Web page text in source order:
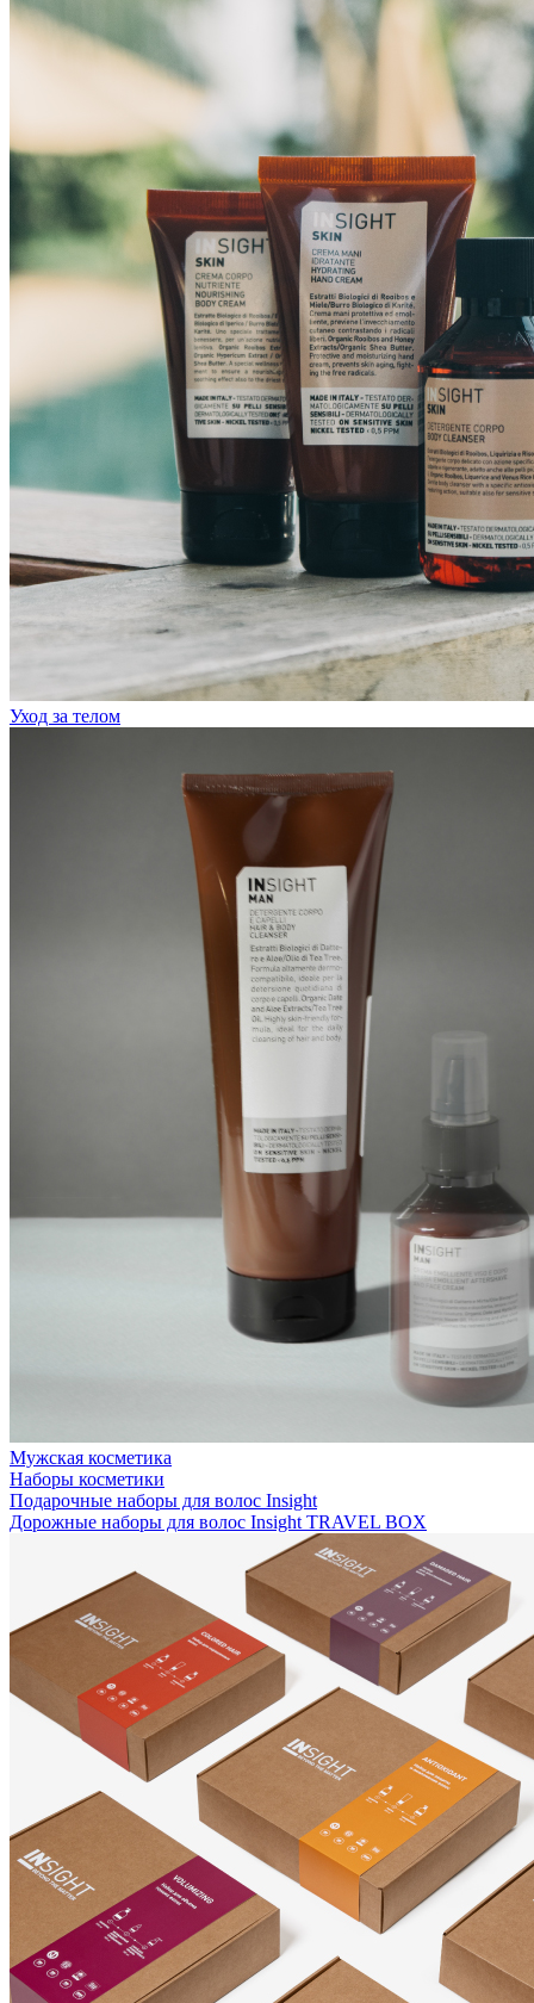
Уход за телом
Мужская косметика
Наборы косметики
Подарочные наборы для волос Insight
Дорожные наборы для волос Insight TRAVEL BOX